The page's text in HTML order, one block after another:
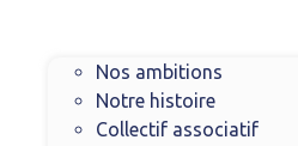
Nos ambitions
Notre histoire
Collectif associatif